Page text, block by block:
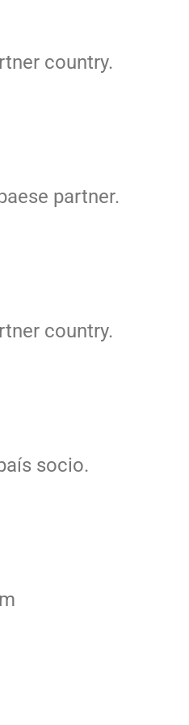
country.
partner.
country.
socio.